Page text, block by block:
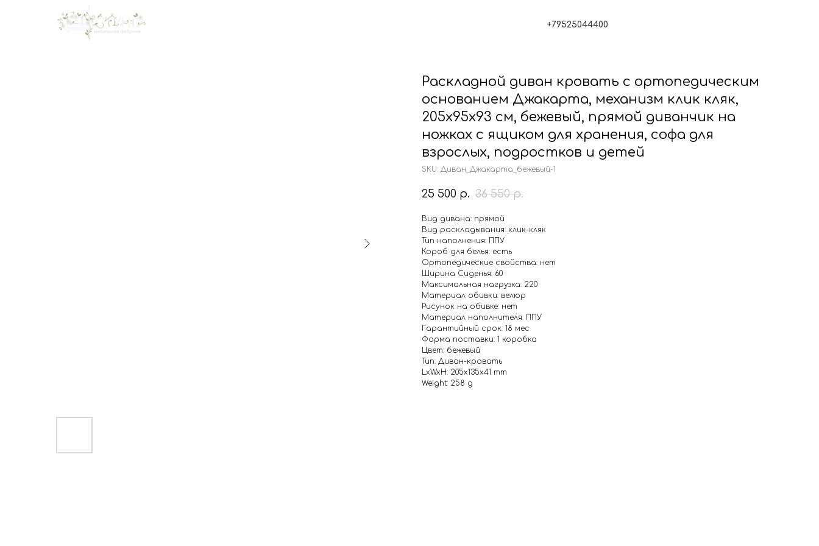
+79525044400
Раскладной диван кровать с ортопедическим
основанием Джакарта, механизм клик кляк,
205х95х93 см, бежевый, прямой диванчик на
ножках с ящиком для хранения, софа для
взрослых, подростков и детей
SKU: Диван_Джакарта_бежевый-1
25 500 р. 36 550 р.
Вид дивана: прямой
Вид раскладывания: клик-кляк
Тип наполнения: ППУ
Короб для белья: есть
Ортопедические свойства: нет
Ширина Сиденья: 60
Максимальная нагрузка: 220
Материал обивки: велюр
Рисунок на обивке: нет
Материал наполнителя: ППУ
Гарантийный срок: 18 мес
Форма поставки: 1 коробка
Цвет: бежевый
Тип: Диван-кровать
LxWxH: 205x135x41 mm
Weight: 258 g